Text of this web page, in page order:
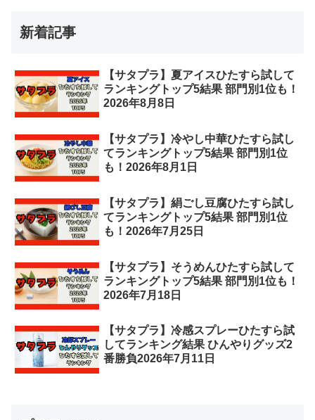
新着記事
【サタプラ】夏アイスひたすら試して
ランキングトップ5結果 部門別1位も！
2026年8月8日
【サタプラ】冷やし中華ひたすら試し
てランキングトップ5結果 部門別1位
も！2026年8月1日
【サタプラ】絹ごし豆腐ひたすら試し
てランキングトップ5結果 部門別1位
も！2026年7月25日
【サタプラ】そうめんひたすら試して
ランキングトップ5結果 部門別1位も！
2026年7月18日
【サタプラ】冷感スプレーひたすら試
してランキング結果 ひんやりグッズ2
番勝負2026年7月11日